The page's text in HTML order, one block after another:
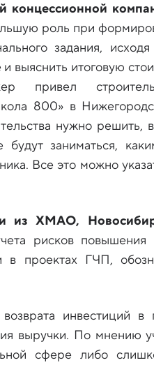
концессионной
роль при
задания,
выяснить итоговую
привел
800» в
нужно решить,
заниматься,
Все это можно
из ХМАО,
рисков повышения
в проектах ГЧП,
инвестиций в
выручки. По мнению
сфере либо